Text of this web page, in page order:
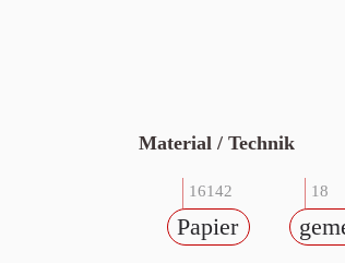
Material / Technik
16142
Papier
18